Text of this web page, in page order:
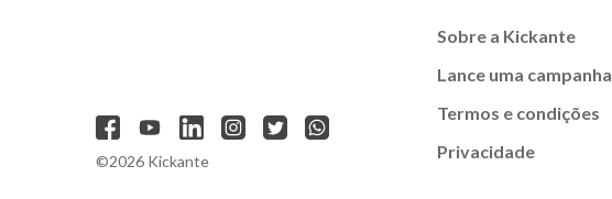
©2026 Kickante
Sobre a Kickante
Lance uma campanha
Termos e condições
Privacidade